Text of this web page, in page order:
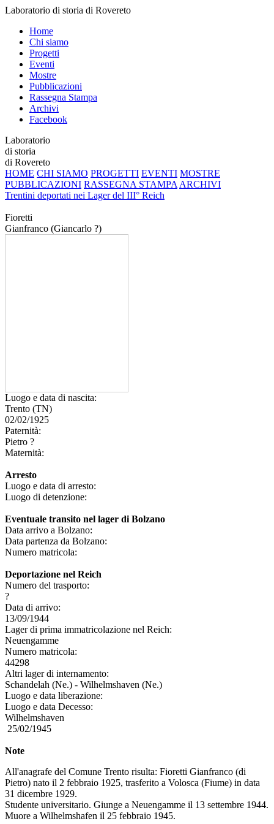
Laboratorio di storia di Rovereto
Home
Chi siamo
Progetti
Eventi
Mostre
Pubblicazioni
Rassegna Stampa
Archivi
Facebook
Laboratorio
di storia
di Rovereto
HOME CHI SIAMO PROGETTI EVENTI MOSTRE
PUBBLICAZIONI RASSEGNA STAMPA ARCHIVI
Trentini deportati nei Lager del III° Reich
Fioretti
Gianfranco (Giancarlo ?)
Luogo e data di nascita:
Trento (TN)
02/02/1925
Paternità:
Pietro ?
Maternità:
Arresto
Luogo e data di arresto:
Luogo di detenzione:
Eventuale transito nel lager di Bolzano
Data arrivo a Bolzano:
Data partenza da Bolzano:
Numero matricola:
Deportazione nel Reich
Numero del trasporto:
?
Data di arrivo:
13/09/1944
Lager di prima immatricolazione nel Reich:
Neuengamme
Numero matricola:
44298
Altri lager di internamento:
Schandelah (Ne.) - Wilhelmshaven (Ne.)
Luogo e data liberazione:
Luogo e data Decesso:
Wilhelmshaven
25/02/1945
Note
All'anagrafe del Comune Trento risulta: Fioretti Gianfranco (di
Pietro) nato il 2 febbraio 1925, trasferito a Volosca (Fiume) in data
31 dicembre 1929.
Studente universitario. Giunge a Neuengamme il 13 settembre 1944.
Muore a Wilhelmshafen il 25 febbraio 1945.